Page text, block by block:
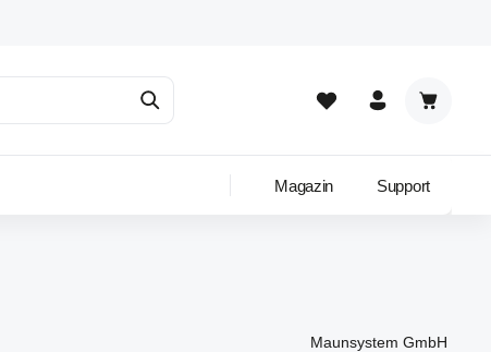
Magazin Support
Maunsystem GmbH